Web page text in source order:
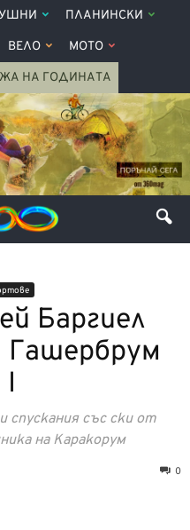
ПЛАНИНСКИ
ВЕЛО МОТО
НА ГОДИНАТА
Баргиел
Гашербрум
спускания със ски от
на Каракорум
0